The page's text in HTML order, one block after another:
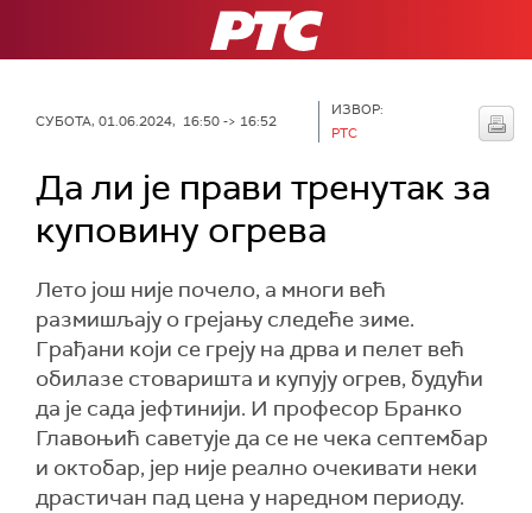
РТС
СУБОТА, 01.06.2024, 16:50 -> 16:52
ИЗВОР:
РТС
Да ли је прави тренутак за
куповину огрева
Лето још није почело, а многи већ
размишљају о грејању следеће зиме.
Грађани који се греју на дрва и пелет већ
обилазе стоваришта и купују огрев, будући
да је сада јефтинији. И професор Бранко
Главоњић саветује да се не чека септембар
и октобар, јер није реално очекивати неки
драстичан пад цена у наредном периоду.